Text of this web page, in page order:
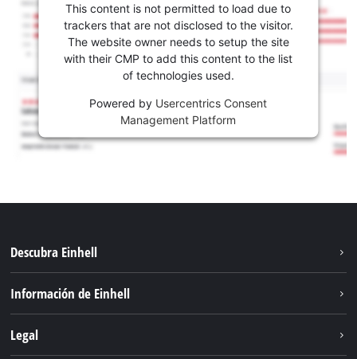
This content is not permitted to load due to
trackers that are not disclosed to the visitor.
The website owner needs to setup the site
with their CMP to add this content to the list
of technologies used.
Powered by Usercentrics Consent
Management Platform
Descubra Einhell
Servicio
Información de Einhell
Legal